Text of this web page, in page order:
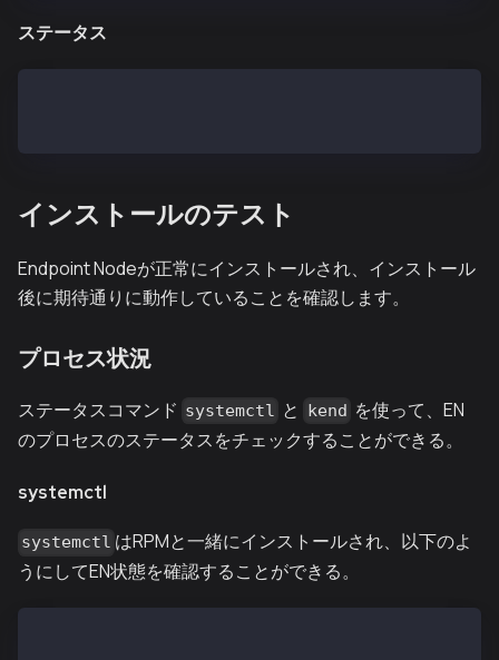
ステータス
インストールのテスト
Endpoint Nodeが正常にインストールされ、インストール
後に期待通りに動作していることを確認します。
プロセス状況
ステータスコマンド systemctl と kend を使って、EN
のプロセスのステータスをチェックすることができる。
systemctl
systemctl はRPMと一緒にインストールされ、以下のよ
うにしてEN状態を確認することができる。